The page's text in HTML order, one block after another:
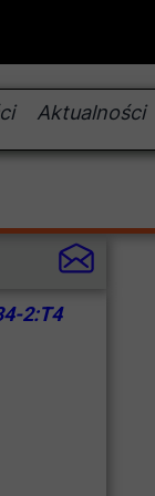
Aktualności
2:T4